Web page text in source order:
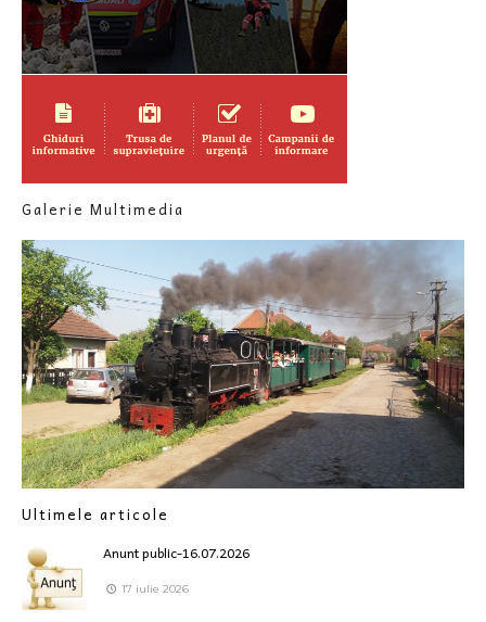
Galerie Multimedia
Ultimele articole
Anunt public-16.07.2026
17 iulie 2026